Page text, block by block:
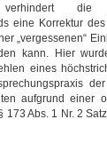
die
eine Korrektur
„vergessenen“
kann. Hier
eines
aufgrund einer
173 Abs. 1 Nr. 2